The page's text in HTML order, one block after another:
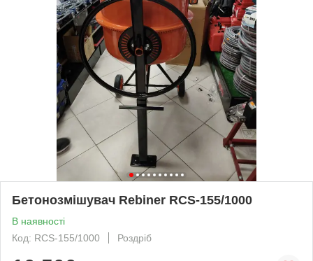
Бетонозмішувач Rebiner RCS-155/1000
В наявності
Код: RCS-155/1000
Роздріб